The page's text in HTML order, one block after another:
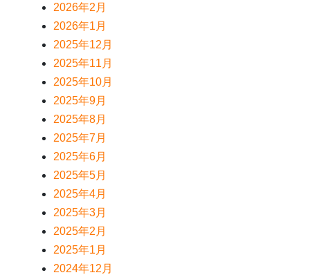
2026年2月
2026年1月
2025年12月
2025年11月
2025年10月
2025年9月
2025年8月
2025年7月
2025年6月
2025年5月
2025年4月
2025年3月
2025年2月
2025年1月
2024年12月